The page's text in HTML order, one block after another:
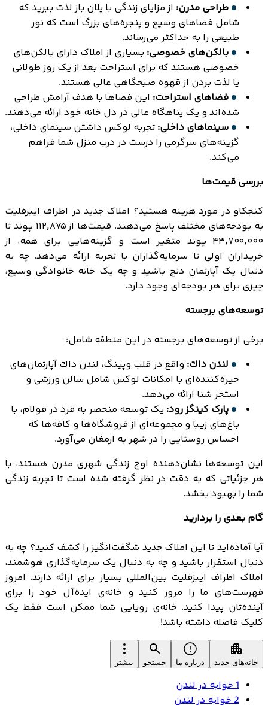
طراحی مدرن: از مزایای زندگی با پلان باز لذت ببرید که
شامل فضاهای وسیع و پنجره‌های بزرگ است که نور
طبیعی را به حداکثر می‌رساند.
بالکن‌های خصوصی: بسیاری از املاک دارای بالکن‌های
خصوصی هستند که برای استراحت بعد از یک روز طولانی
یا لذت بردن از قهوه صبحگاهی عالی هستند.
فضاهای استراحت: این فضاها با هدف آرامش طراحی
شده‌اند و یک پناهگاه عالی در دل خانه خود ارائه می‌دهند.
سینماهای داخلی: تجربه لوکس داشتن سینمای داخلی،
گزینه‌های سرگرمی را درست در درب منزل شما فراهم
می‌کند.
بررسی قیمت‌ها
کنجکاو در مورد هزینه هستید؟ املاک جدید در اطراف ایبزفلیت
به بودجه‌های مختلف پاسخ می‌دهند. قیمت‌ها از ۱۱۲,۸۷۵ پوند تا
۴۳,۷۰۰,۰۰۰ پوند متغیر است و گزینه‌هایی برای همه، از
خریداران اولی تا سرمایه‌گذاران با تجربه ارائه می‌دهد. چه به
دنبال یک آپارتمان دنج باشید و چه یک خانه خانوادگی وسیع،
چیزی برای هر بودجه‌ای وجود دارد.
توسعه‌های برجسته
برخی از توسعه‌های برجسته در این منطقه شامل:
لندن داك: واقع در قلب وپینگ، لندن داك آپارتمان‌های
خیره‌کننده‌ای با امکانات لوکس شامل سالن ورزشی و
استخر شنا ارائه می‌دهد.
پارک کینگز رود: یک توسعه منحصر به فرد در فولام، با
باغ‌های زیبا و مجموعه‌ای از فروشگاه‌ها و کافه‌ها که
احساس روستایی را در شهر به ارمغان می‌آورد.
این توسعه‌ها نشان‌دهنده اوج زندگی شهری مدرن هستند، با
هر جزئیاتی که به دقت در نظر گرفته شده است تا تجربه زندگی
شما را بهبود بخشد.
گام بعدی را بردارید
آیا آماده‌اید تا این املاک جدید شگفت‌انگیز را کشف کنید؟ چه به
دنبال استقرار باشید و چه به دنبال یک سرمایه‌گذاری هوشمند،
املاک اطراف ایبزفلیت بین‌المللی بسیار برای ارائه دارند. امروز
فهرست‌های ما را مرور کنید و خانه‌ی ایده‌آل خود را برای
آینده‌تان پیدا کنید. خانه‌ی رویایی شما ممکن است فقط یک
کلیک فاصله داشته باشد!
خانه‌های جدید درباره ما جستجو بیشتر
1 خوابه در لندن
2 خوابه در لندن